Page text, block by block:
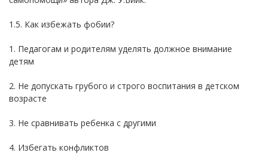
1.5. Как избежать фобии?
1. Педагогам и родителям уделять должное внимание
детям
2. Не допускать грубого и строго воспитания в детском
возрасте
3. Не сравнивать ребенка с другими
4. Избегать конфликтов